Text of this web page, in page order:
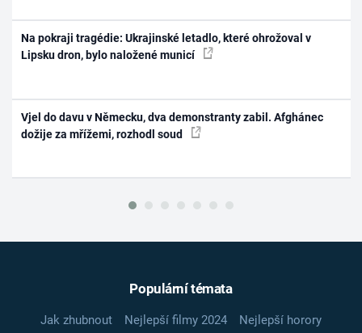
Na pokraji tragédie: Ukrajinské letadlo, které ohrožoval v
Lipsku dron, bylo naložené municí
Vjel do davu v Německu, dva demonstranty zabil. Afghánec
dožije za mřížemi, rozhodl soud
Populární témata
Jak zhubnout Nejlepší filmy 2024
Nejlepší horory